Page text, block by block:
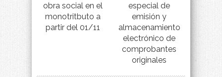
obra social en el
monotritbuto a
partir del 01/11
especial de
emisión y
almacenamiento
electrónico de
comprobantes
originales